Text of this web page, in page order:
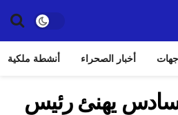
جهات أخبار الصحراء أنشطة ملكية
يهنئ رئيس